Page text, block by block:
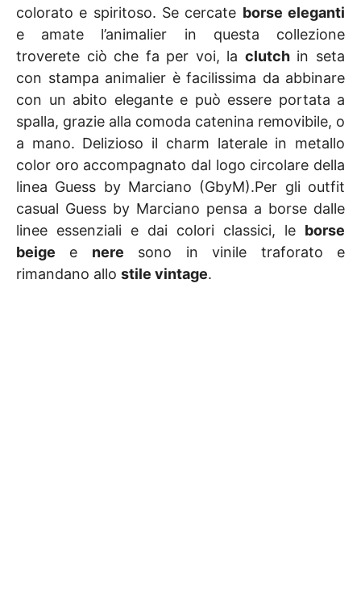
colorato e spiritoso. Se cercate borse eleganti
e amate l’animalier in questa collezione
troverete ciò che fa per voi, la clutchin seta
con stampa animalier è facilissima da abbinare
con un abito elegante e può essere portata a
spalla, grazie alla comoda catenina removibile, o
a mano. Delizioso il charm laterale in metallo
color oro accompagnato dal logo circolare della
linea Guess by Marciano (GbyM).Per gli outfit
casual Guess by Marciano pensa a borse dalle
linee essenziali e dai colori classici, le borse
beige e nere sono in vinile traforato e
rimandano allo stile vintage.